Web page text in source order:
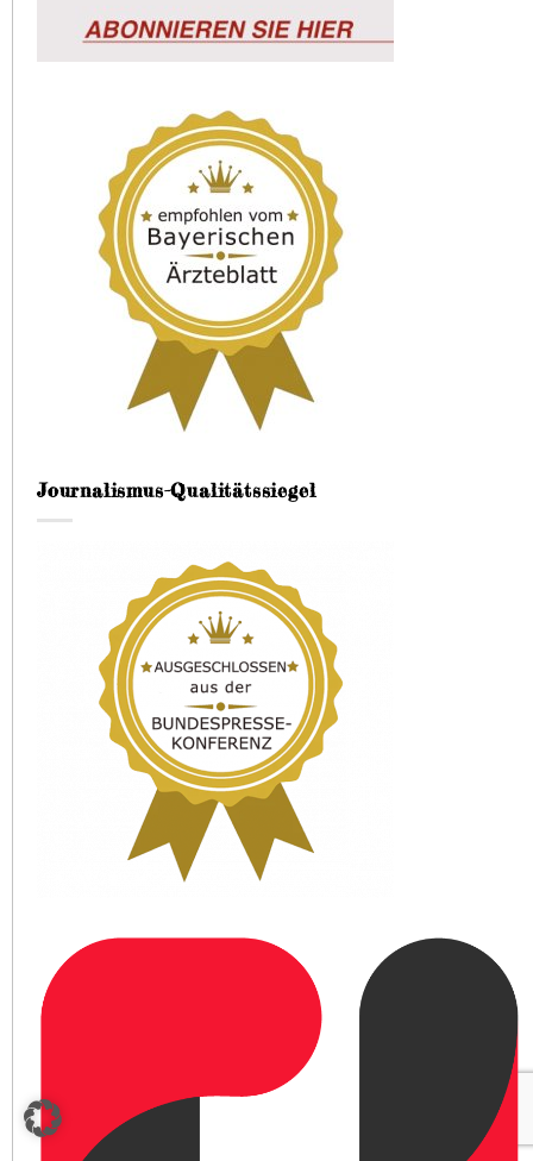
Journalismus-Qualitätssiegel